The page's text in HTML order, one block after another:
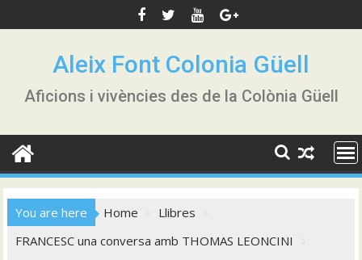
to
Aleix Font Colonia Güell
Aficions i vivències des de la Colònia Güell
You are here Home
Llibres
FRANCESC una conversa amb THOMAS LEONCINI